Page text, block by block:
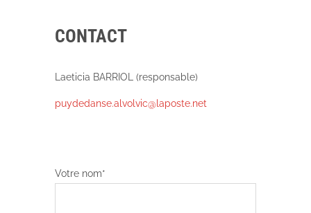
CONTACT
Laeticia BARRIOL (responsable)
puydedanse.alvolvic@laposte.net
Votre nom*